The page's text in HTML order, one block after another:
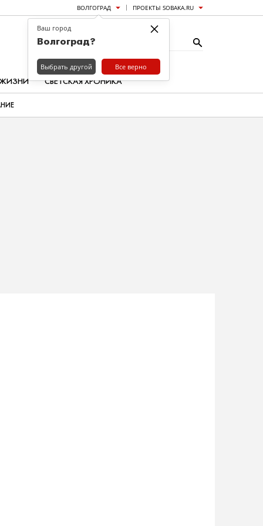
ВОЛГОГРАД ПРОЕКТЫ SOBAKA.RU
СВЕТСКАЯ ХРОНИКА
×
Ваш город
Волгоград?
Выбрать другой Все верно